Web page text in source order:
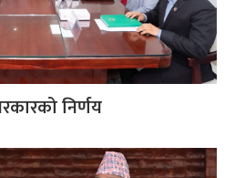
निर्णय